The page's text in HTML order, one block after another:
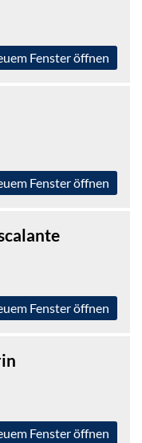
Fenster öffnen
Fenster öffnen
Fenster öffnen
Fenster öffnen